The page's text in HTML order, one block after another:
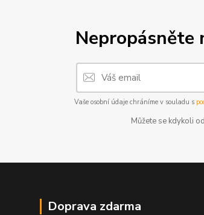
Nepropásněte
Vaše osobní údaje chráníme v souladu s
Můžete se kdykoli
Doprava zdarma